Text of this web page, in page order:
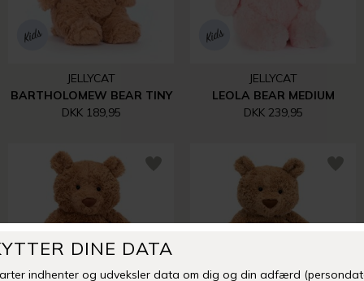
JELLYCAT
BARTHOLOMEW BEAR TINY
DKK 189,95
JELLYCAT
LEOLA BEAR MEDIUM
DKK 239,95